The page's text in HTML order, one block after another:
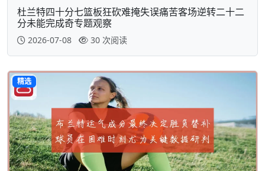
杜兰特四十分七篮板狂砍难掩失误痛苦客场逆转二十二
分未能完成奇专题观察
2026-07-08 30 次阅读
精选